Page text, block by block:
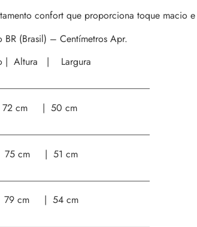
confort que proporciona toque macio
BR (Brasil) – Centímetros Apr.
| Altura | Largura
cm | 50 cm
cm | 51 cm
cm | 54 cm